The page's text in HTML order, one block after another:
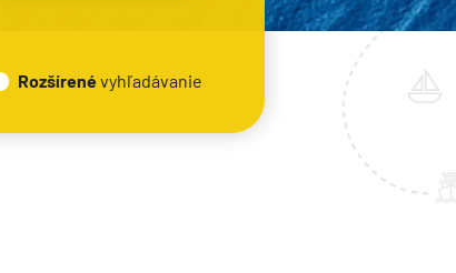
Rozšírenévyhľadávanie